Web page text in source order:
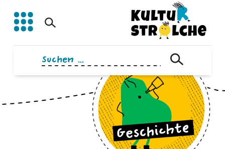
Inhalt
springen
Suchen
nach: